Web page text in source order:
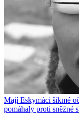
Mají Eskymáci šikmé
pomáhaly proti sněžné